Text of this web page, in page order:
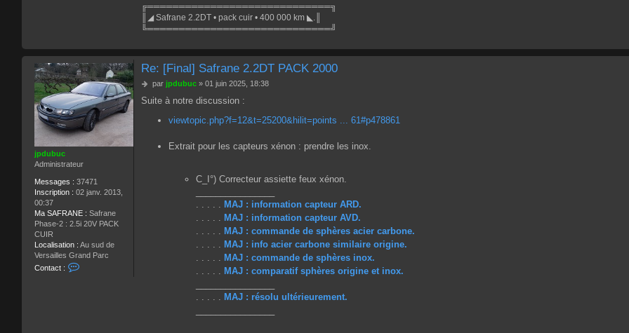
╔═════════════════════════════╗
║◢ Safrane 2.2DT • pack cuir • 400 000 km ◣.║
╚═════════════════════════════╝
jpdubuc
Administrateur
Messages : 37471
Inscription : 02 janv. 2013,
00:37
Ma SAFRANE : Safrane
Phase-2 : 2.5i 20V PACK
CUIR
Localisation : Au sud de
Versailles Grand Parc
Contact :
Re: [Final] Safrane 2.2DT PACK 2000
M
s
par jpdubuc» 01 juin 2025, 18:38
Suite à notre discussion :
viewtopic.php?f=12&t=25200&hilit=points ... 61#p478861
Extrait pour les capteurs xénon : prendre les inox.
C_I°) Correcteur assiette feux xénon.
MAJ : information capteur ARD.
MAJ : information capteur AVD.
MAJ : commande de sphères acier carbone.
MAJ : info acier carbone similaire origine.
MAJ : commande de sphères inox.
MAJ : comparatif sphères origine et inox.
MAJ : résolu ultérieurement.